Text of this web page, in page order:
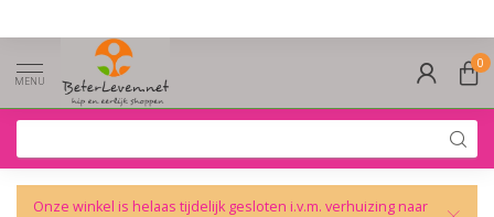
MENU
0
Onze winkel is helaas tijdelijk gesloten i.v.m. verhuizing naar